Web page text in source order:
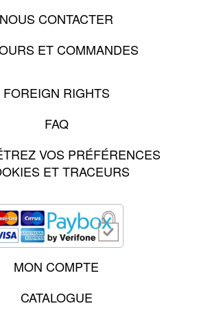
NOUS CONTACTER
ET COMMANDES
FOREIGN RIGHTS
FAQ
VOS PRÉFÉRENCES
ET TRACEURS
MON COMPTE
CATALOGUE